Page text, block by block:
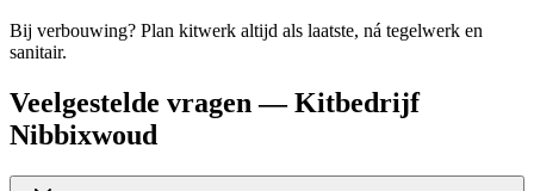
Bij verbouwing? Plan kitwerk altijd als laatste, ná tegelwerk en
sanitair.
Veelgestelde vragen — Kitbedrijf
Nibbixwoud